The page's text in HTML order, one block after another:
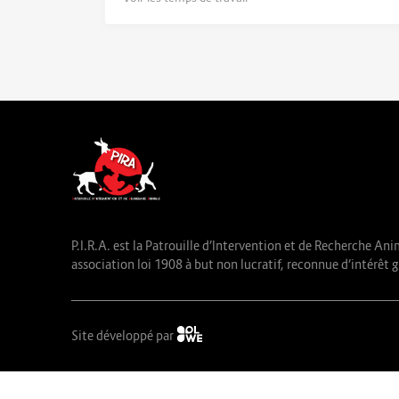
P.I.R.A. est la Patrouille d’Intervention et de Recherche
association loi 1908 à but non lucratif, reconnue d’intérêt
Site développé par